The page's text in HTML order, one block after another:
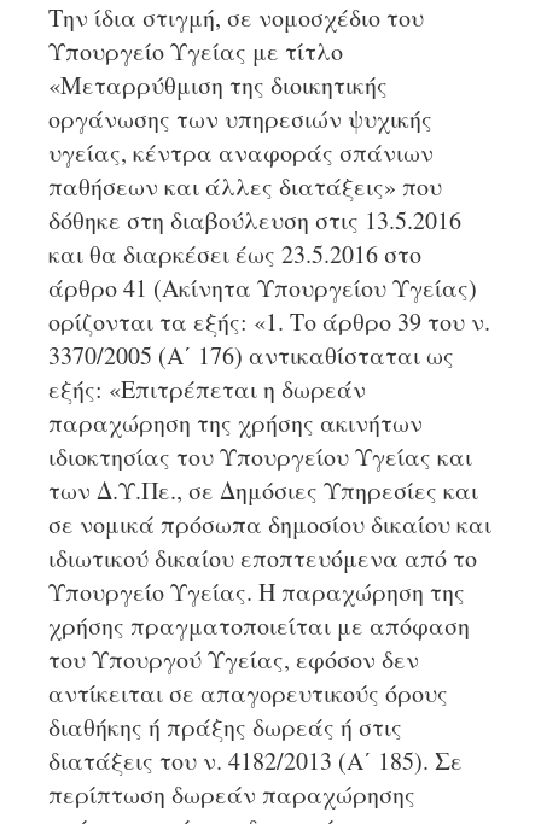
Την ίδια στιγμή, σε νομοσχέδιο του
Υπουργείο Υγείας με τίτλο
«Μεταρρύθμιση της διοικητικής
οργάνωσης των υπηρεσιών ψυχικής
υγείας, κέντρα αναφοράς σπάνιων
παθήσεων και άλλες διατάξεις» που
δόθηκε στη διαβούλευση στις 13.5.2016
και θα διαρκέσει έως 23.5.2016 στο
άρθρο 41 (Ακίνητα Υπουργείου Υγείας)
ορίζονται τα εξής: «1. Το άρθρο 39 του ν.
3370/2005 (Α΄ 176) αντικαθίσταται ως
εξής: «Επιτρέπεται η δωρεάν
παραχώρηση της χρήσης ακινήτων
ιδιοκτησίας του Υπουργείου Υγείας και
των Δ.Υ.Πε., σε Δημόσιες Υπηρεσίες και
σε νομικά πρόσωπα δημοσίου δικαίου και
ιδιωτικού δικαίου εποπτευόμενα από το
Υπουργείο Υγείας. Η παραχώρηση της
χρήσης πραγματοποιείται με απόφαση
του Υπουργού Υγείας, εφόσον δεν
αντίκειται σε απαγορευτικούς όρους
διαθήκης ή πράξης δωρεάς ή στις
διατάξεις του ν. 4182/2013 (Α΄ 185). Σε
περίπτωση δωρεάν παραχώρησης